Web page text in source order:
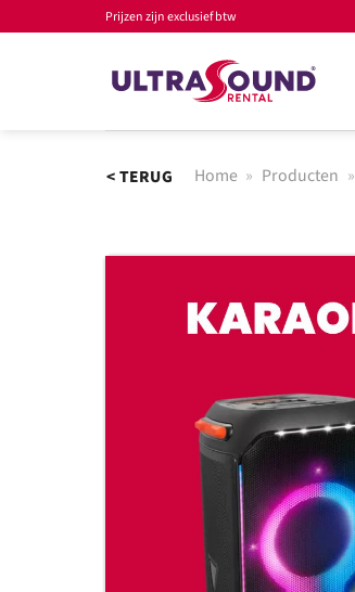
naar
Prijzen zijn exclusief btw
< TERUG Home » Producten »